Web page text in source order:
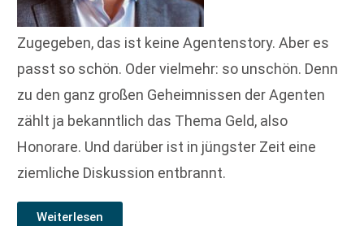
Zugegeben, das ist keine Agentenstory. Aber es
passt so schön. Oder vielmehr: so unschön. Denn
zu den ganz großen Geheimnissen der Agenten
zählt ja bekanntlich das Thema Geld, also
Honorare. Und darüber ist in jüngster Zeit eine
ziemliche Diskussion entbrannt.
Weiterlesen